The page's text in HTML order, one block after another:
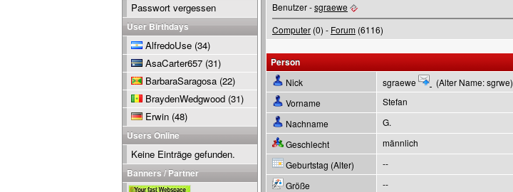
Benutzer -sgraewe
Computer (0) - Forum (6116)
Person
Nick sgraewe
(Alter Name: sgrwe)
Vorname
Stefan
Nachname
G.
Geschlecht
männlich
Geburtstag (Alter)
--
Größe
--
Passwort vergessen
User Birthdays
AlfredoUse (34)
AsaCarter657 (31)
BarbaraSaragosa (22)
BraydenWedgwood (31)
Erwin (48)
Users Online
Keine Einträge gefunden.
Banners / Partner